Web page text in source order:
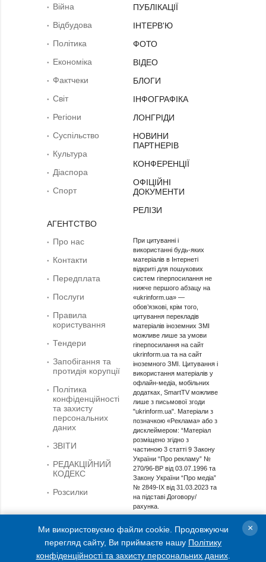
Війна
Відбудова
Політика
Економіка
Фактчеки
Світ
Регіони
Суcпільcтво
Культура
Діаcпора
Спорт
АГЕНТСТВО
Про нас
Контакти
Передплата
Послуги
Правила
користування
Тендери
Запобігання та
протидія корупції
Політика
конфіденційності
та захисту
персональних
даних
ЗВІТИ
РЕДАКЦІЙНИЙ
КОДЕКС
Розсилки
ПУБЛІКАЦІЇ
ІНТЕРВ'Ю
ФОТО
ВІДЕО
БЛОГИ
ІНФОГРАФІКА
ЛОНГРІДИ
НОВИНИ
ПАРТНЕРІВ
КОНФЕРЕНЦІЇ
ОФІЦІЙНІ
ДОКУМЕНТИ
РЕЛІЗИ
При цитуванні і
використанні будь-яких
матеріалів в Інтернеті
відкриті для пошукових
систем гіперпосилання не
нижче першого абзацу на
«ukrinform.ua» —
обов’язкові, крім того,
цитування перекладів
матеріалів іноземних ЗМІ
можливе лише за умови
гіперпосилання на сайт
ukrinform.ua та на сайт
іноземного ЗМІ. Цитування і
використання матеріалів у
офлайн-медіа, мобільних
додатках, SmartTV можливе
лише з письмової згоди
"ukrinform.ua". Матеріали з
позначкою «Реклама» або з
дисклеймером: “Матеріал
розміщено згідно з
частиною 3 статті 9 Закону
України “Про рекламу” №
270/96-ВР від 03.07.1996 та
Закону України “Про медіа”
№ 2849-IX від 31.03.2023 та
на підставі Договору/
рахунка.
Cуб'єкт у сфері онлайн-медіа; ідентифікатор медіа -
R40-01421.
© 2015-2026 Укрінформ. Усі права застережені.
Ми використовуємо файли cookie. Продовжуючи
перегляд сайту, Ви приймаєте нашу Політику
конфіденційності та захисту персональних даних.
×